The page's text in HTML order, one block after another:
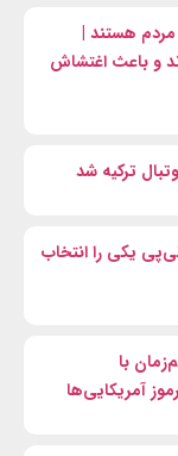
هستند |
و باعث اغتشاش
ترکیه شد
یکی را انتخاب
با
آمریکایی‌ها